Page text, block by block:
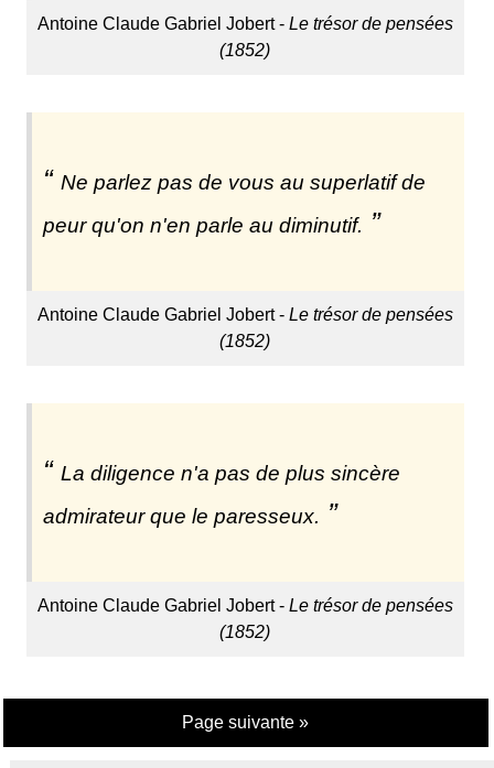
Antoine Claude Gabriel Jobert - Le trésor de pensées
(1852)
Ne parlez pas de vous au superlatif de
peur qu'on n'en parle au diminutif.
Antoine Claude Gabriel Jobert - Le trésor de pensées
(1852)
La diligence n'a pas de plus sincère
admirateur que le paresseux.
Antoine Claude Gabriel Jobert - Le trésor de pensées
(1852)
Page suivante »